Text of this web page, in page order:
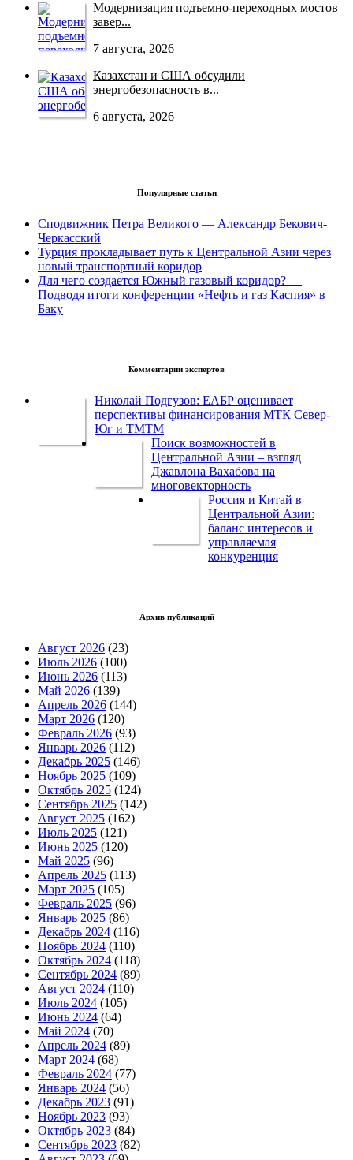
Модернизация подъемно-переходных мостов
завер...
7 августа, 2026
Казахстан и США обсудили
энергобезопасность в...
6 августа, 2026
Популярные статьи
Сподвижник Петра Великого — Александр Бекович-
Черкасский
Турция прокладывает путь к Центральной Азии через
новый транспортный коридор
Для чего создается Южный газовый коридор? —
Подводя итоги конференции «Нефть и газ Каспия» в
Баку
Комментарии экспертов
Николай Подгузов: ЕАБР оценивает
перспективы финансирования МТК Север-
Юг и ТМТМ
Поиск возможностей в
Центральной Азии – взгляд
Джавлона Вахабова на
многовекторность
Россия и Китай в
Центральной Азии:
баланс интересов и
управляемая
конкуренция
Архив публикаций
Август 2026 (23)
Июль 2026 (100)
Июнь 2026 (113)
Май 2026 (139)
Апрель 2026 (144)
Март 2026 (120)
Февраль 2026 (93)
Январь 2026 (112)
Декабрь 2025 (146)
Ноябрь 2025 (109)
Октябрь 2025 (124)
Сентябрь 2025 (142)
Август 2025 (162)
Июль 2025 (121)
Июнь 2025 (120)
Май 2025 (96)
Апрель 2025 (113)
Март 2025 (105)
Февраль 2025 (96)
Январь 2025 (86)
Декабрь 2024 (116)
Ноябрь 2024 (110)
Октябрь 2024 (118)
Сентябрь 2024 (89)
Август 2024 (110)
Июль 2024 (105)
Июнь 2024 (64)
Май 2024 (70)
Апрель 2024 (89)
Март 2024 (68)
Февраль 2024 (77)
Январь 2024 (56)
Декабрь 2023 (91)
Ноябрь 2023 (93)
Октябрь 2023 (84)
Сентябрь 2023 (82)